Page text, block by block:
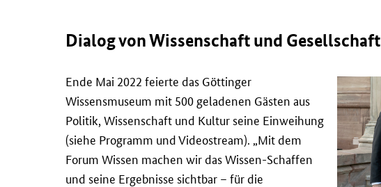
Dialog von Wissenschaft und Gesellschaft
Ende Mai 2022 feierte das Göttinger
Wissensmuseum mit 500 geladenen Gästen aus
Politik, Wissenschaft und Kultur seine Einweihung
(siehe Programm und Videostream). „Mit dem
Forum Wissen machen wir das Wissen-Schaffen
und seine Ergebnisse sichtbar – für die